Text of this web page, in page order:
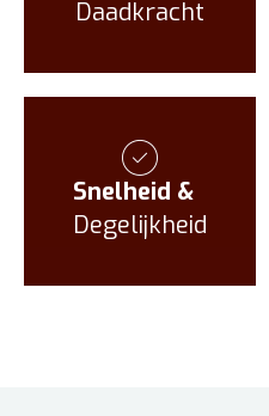
Daadkracht
Snelheid &
Degelijkheid